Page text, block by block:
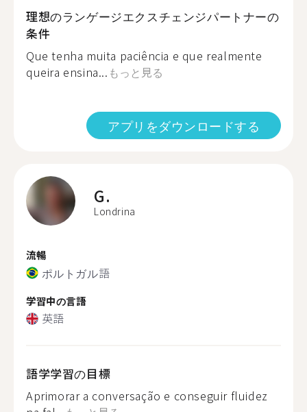
理想のランゲージエクスチェンジパートナーの
条件
Que tenha muita paciência e que realmente
queira ensina... もっと見る
アプリをダウンロードする
G.
Londrina
流暢
ポルトガル語
学習中の言語
英語
語学学習の目標
Aprimorar a conversação e conseguir fluidez